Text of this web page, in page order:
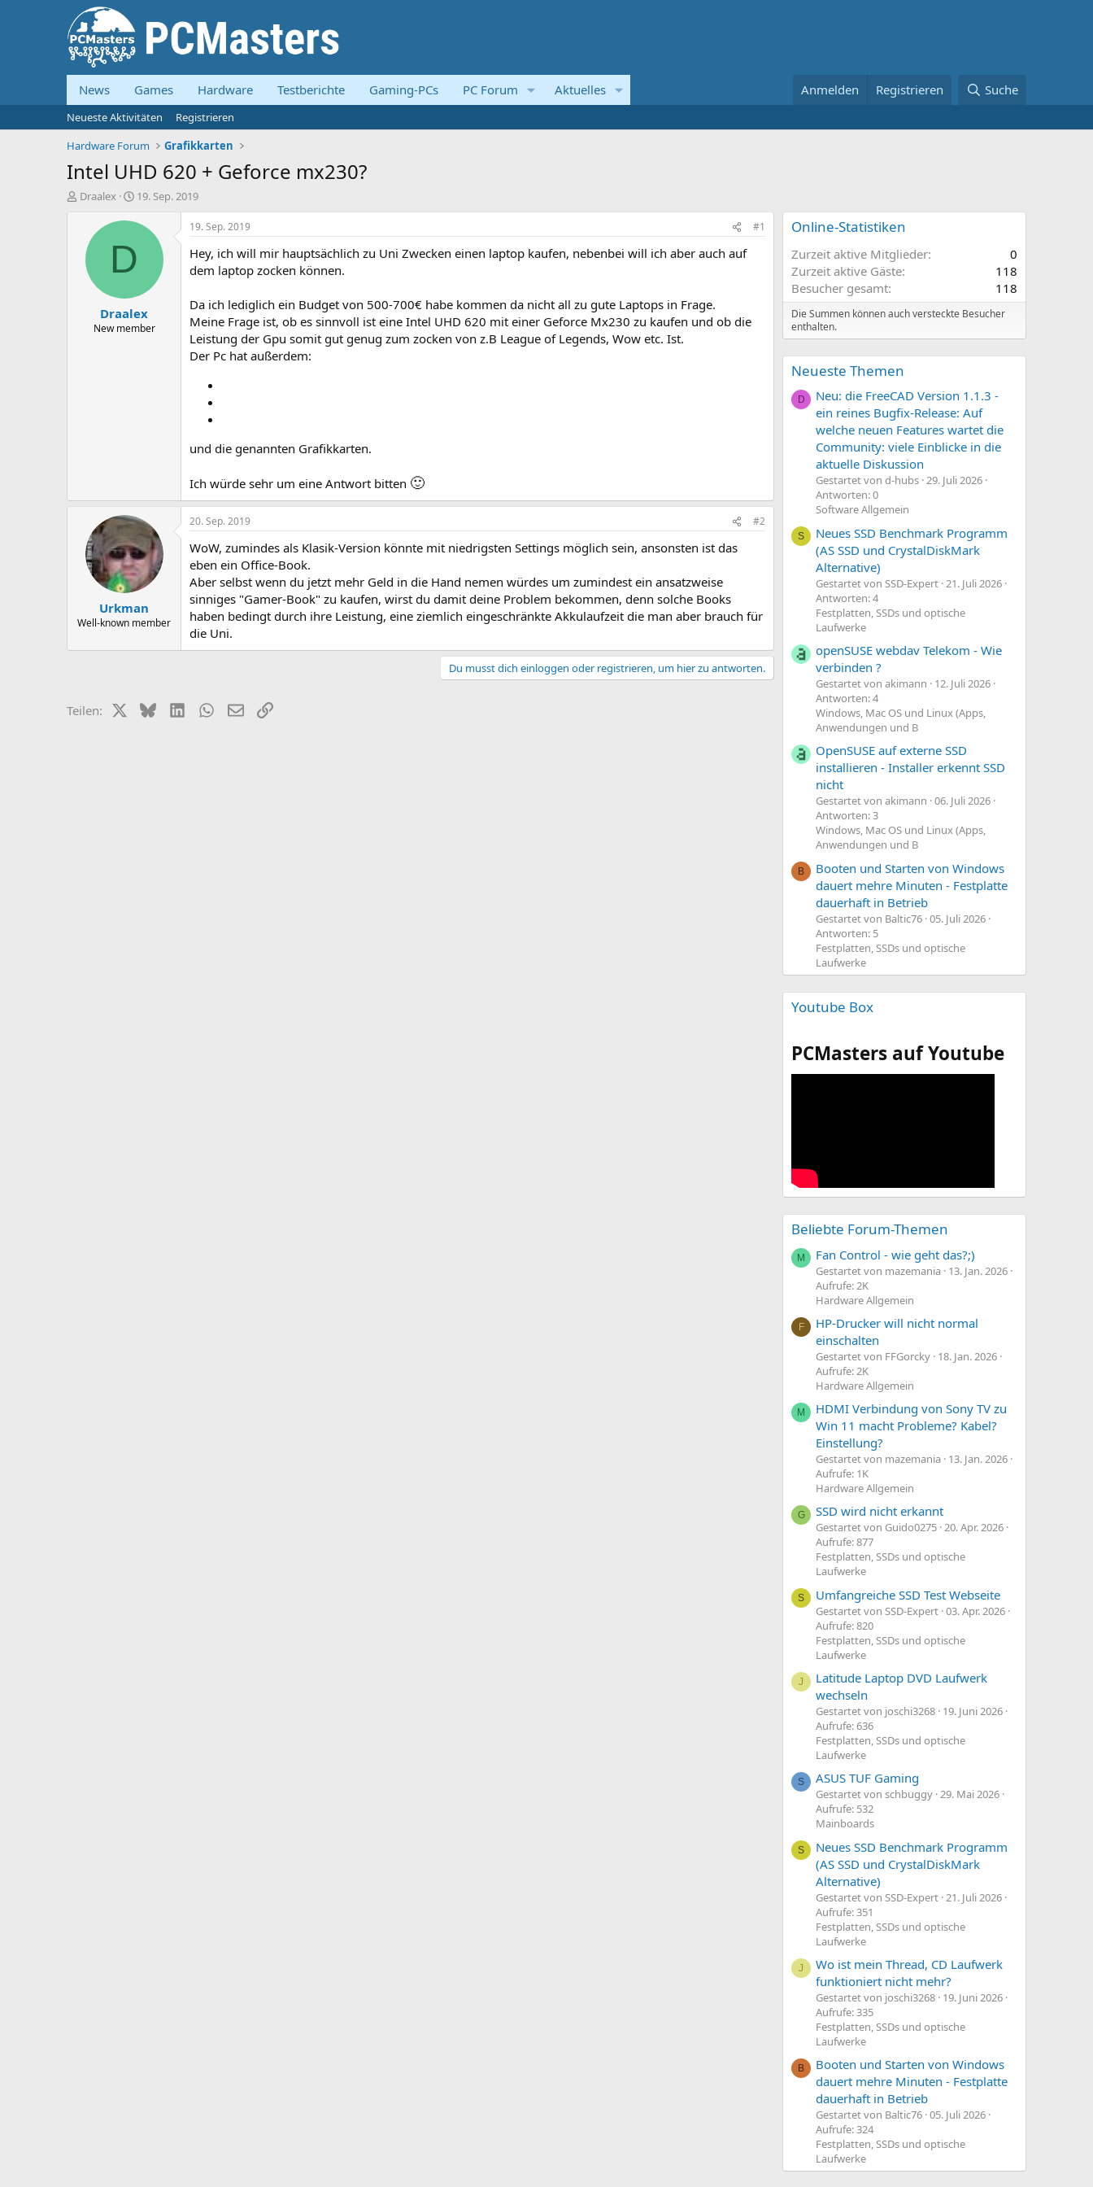
News Games Hardware Testberichte Gaming-PCs PC Forum Aktuelles Anmelden Registrieren Suche
Neueste Aktivitäten
Registrieren
Hardware Forum
Grafikkarten
Intel UHD 620 + Geforce mx230?
E
Draalex
E
s
e
t
a
m
19. Sep. 2019
D
Draalex
New member
19. Sep. 2019 #1
Hey, ich will mir hauptsächlich zu Uni Zwecken einen laptop kaufen, nebenbei will ich aber auch auf
dem laptop zocken können.
Da ich lediglich ein Budget von 500-700€ habe kommen da nicht all zu gute Laptops in Frage.
Meine Frage ist, ob es sinnvoll ist eine Intel UHD 620 mit einer Geforce Mx230 zu kaufen und ob die
Leistung der Gpu somit gut genug zum zocken von z.B League of Legends, Wow etc. Ist.
Der Pc hat außerdem:
und die genannten Grafikkarten.
Ich würde sehr um eine Antwort bitten 🙂
Urkman
Well-known member
20. Sep. 2019 #2
WoW, zumindes als Klasik-Version könnte mit niedrigsten Settings möglich sein, ansonsten ist das
eben ein Office-Book.
Aber selbst wenn du jetzt mehr Geld in die Hand nemen würdes um zumindest ein ansatzweise
sinniges "Gamer-Book" zu kaufen, wirst du damit deine Problem bekommen, denn solche Books
haben bedingt durch ihre Leistung, eine ziemlich eingeschränkte Akkulaufzeit die man aber brauch für
die Uni.
Du musst dich einloggen oder registrieren, um hier zu antworten.
Teilen: X (Twitter)
BlueskyLinkedInWhatsApp
E-MailLink
Online-Statistiken
Zurzeit aktive Mitglieder
0
Zurzeit aktive Gäste
118
Besucher gesamt
118
Die Summen können auch versteckte Besucher
enthalten.
Neueste Themen
D
Neu: die FreeCAD Version 1.1.3 -
ein reines Bugfix-Release: Auf
welche neuen Features wartet die
Community: viele Einblicke in die
aktuelle Diskussion
Gestartet von d-hubs 29. Juli 2026
Antworten: 0
Software Allgemein
S
Neues SSD Benchmark Programm
(AS SSD und CrystalDiskMark
Alternative)
Gestartet von SSD-Expert 21. Juli 2026
Antworten: 4
Festplatten, SSDs und optische
Laufwerke
openSUSE webdav Telekom - Wie
verbinden ?
Gestartet von akimann
12. Juli 2026
Antworten: 4
Windows, Mac OS und Linux (Apps,
Anwendungen und B
OpenSUSE auf externe SSD
installieren - Installer erkennt SSD
nicht
Gestartet von akimann 06. Juli 2026
Antworten: 3
Windows, Mac OS und Linux (Apps,
Anwendungen und B
B
Booten und Starten von Windows
dauert mehre Minuten - Festplatte
dauerhaft in Betrieb
Gestartet von Baltic76 05. Juli 2026
Antworten: 5
Festplatten, SSDs und optische
Laufwerke
Youtube Box
PCMasters auf Youtube
Beliebte Forum-Themen
M Fan Control - wie geht das?;)
Gestartet von mazemania 13. Jan. 2026
Aufrufe: 2K
Hardware Allgemein
F
HP-Drucker will nicht normal
einschalten
Gestartet von FFGorcky 18. Jan. 2026
Aufrufe: 2K
Hardware Allgemein
M
HDMI Verbindung von Sony TV zu
Win 11 macht Probleme? Kabel?
Einstellung?
Gestartet von mazemania 13. Jan. 2026
Aufrufe: 1K
Hardware Allgemein
G SSD wird nicht erkannt
Gestartet von Guido0275 20. Apr. 2026
Aufrufe: 877
Festplatten, SSDs und optische
Laufwerke
S Umfangreiche SSD Test Webseite
Gestartet von SSD-Expert 03. Apr. 2026
Aufrufe: 820
Festplatten, SSDs und optische
Laufwerke
J
Latitude Laptop DVD Laufwerk
wechseln
Gestartet von joschi3268 19. Juni 2026
Aufrufe: 636
Festplatten, SSDs und optische
Laufwerke
S ASUS TUF Gaming
Gestartet von schbuggy 29. Mai 2026
Aufrufe: 532
Mainboards
S
Neues SSD Benchmark Programm
(AS SSD und CrystalDiskMark
Alternative)
Gestartet von SSD-Expert 21. Juli 2026
Aufrufe: 351
Festplatten, SSDs und optische
Laufwerke
J
Wo ist mein Thread, CD Laufwerk
funktioniert nicht mehr?
Gestartet von joschi3268 19. Juni 2026
Aufrufe: 335
Festplatten, SSDs und optische
Laufwerke
B
Booten und Starten von Windows
dauert mehre Minuten - Festplatte
dauerhaft in Betrieb
Gestartet von Baltic76 05. Juli 2026
Aufrufe: 324
Festplatten, SSDs und optische
Laufwerke